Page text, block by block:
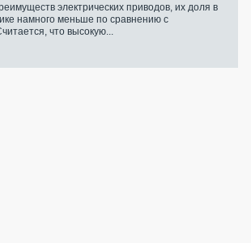
электрических приводов, их доля в
намного меньше по сравнению с
что высокую...